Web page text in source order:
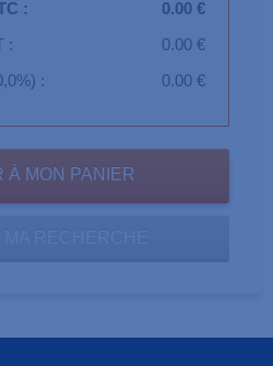
:
0.00 €
:
0.00 €
:
0.00 €